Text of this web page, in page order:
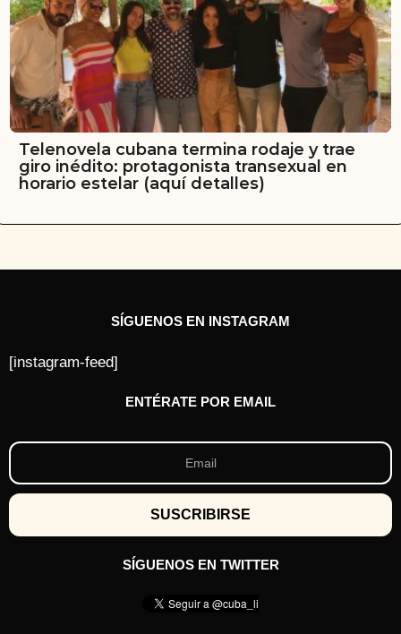
Telenovela cubana termina rodaje y trae
giro inédito: protagonista transexual en
horario estelar (aquí detalles)
SÍGUENOS EN INSTAGRAM
[instagram-feed]
ENTÉRATE POR EMAIL
SÍGUENOS EN TWITTER